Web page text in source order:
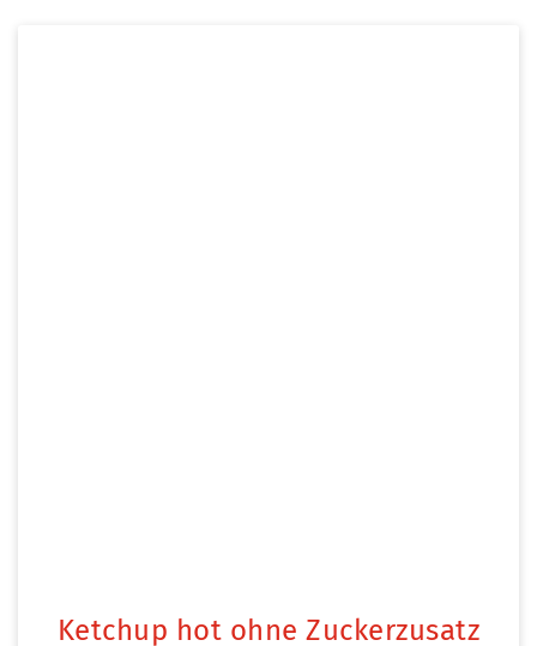
Ketchup hot ohne Zuckerzusatz